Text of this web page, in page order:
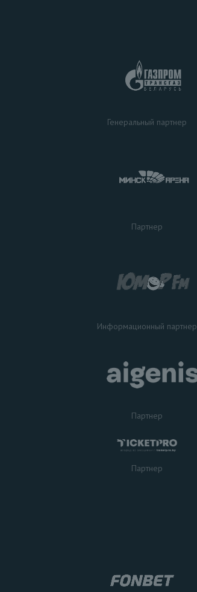
Генеральный партнер
Партнер
Информационный партнер
Партнер
Партнер